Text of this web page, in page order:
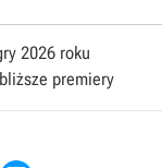
2026 roku
premiery